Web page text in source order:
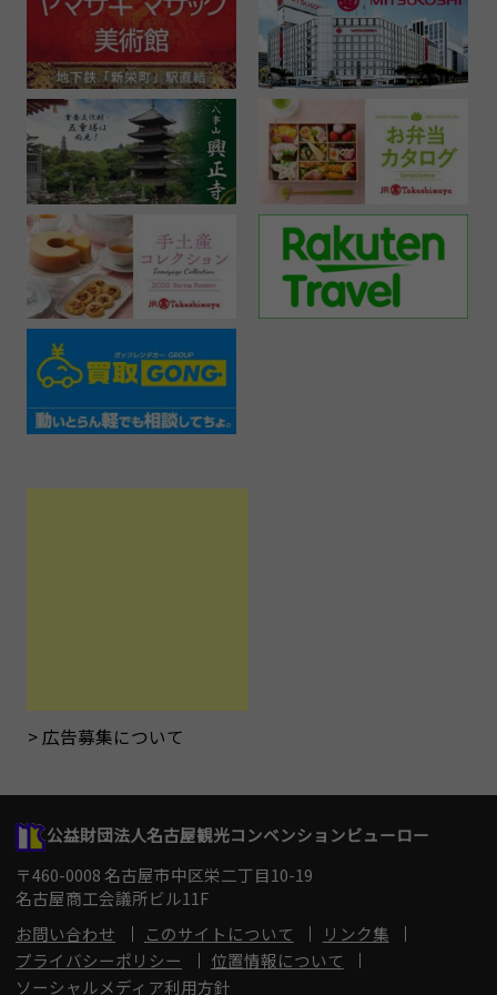
広告募集について
公益財団法人名古屋観光コンベンションビューロー
〒460-0008 名古屋市中区栄二丁目10-19
名古屋商工会議所ビル11F
お問い合わせ
このサイトについて
リンク集
プライバシーポリシー
位置情報について
ソーシャルメディア利用方針